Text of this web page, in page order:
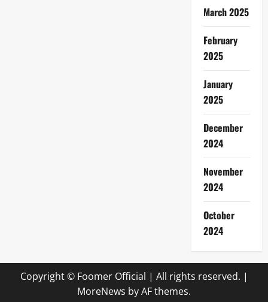
March 2025
February
2025
January
2025
December
2024
November
2024
October
2024
Copyright © Foomer Official | All rights reserved. |
MoreNews by AF themes.